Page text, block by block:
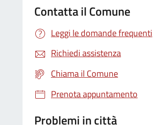
Contatta il Comune
Leggi le domande frequenti
Richiedi assistenza
Chiama il Comune
Prenota appuntamento
Problemi in città